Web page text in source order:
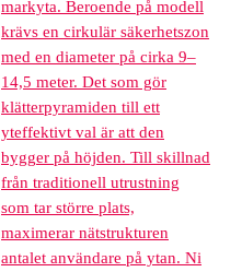
markyta. Beroende på modell
krävs en cirkulär säkerhetszon
med en diameter på cirka 9–
14,5 meter. Det som gör
klätterpyramiden till ett
yteffektivt val är att den
bygger på höjden. Till skillnad
från traditionell utrustning
som tar större plats,
maximerar nätstrukturen
antalet användare på ytan. Ni